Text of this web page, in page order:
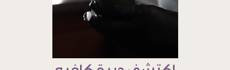
إكتشف ديرة كافيه